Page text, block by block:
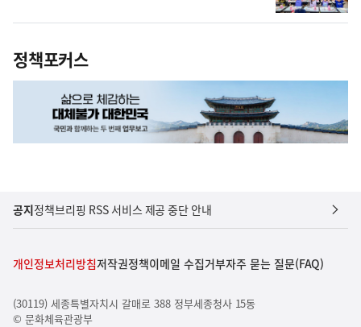
정책포커스
공지정책브리핑 RSS 서비스 제공 중단 안내
개인정보처리방침저작권정책이메일 수집거부자주 묻는 질문(FAQ)
(30119) 세종특별자치시 갈매로 388 정부세종청사 15동
© 문화체육관광부